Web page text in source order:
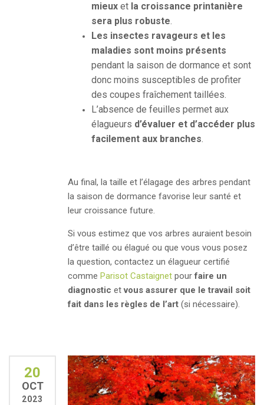
mieux et la croissance printanière
sera plus robuste.
Les insectes ravageurs et les
maladies sont moins présents
pendant la saison de dormance et sont
donc moins susceptibles de profiter
des coupes fraîchement taillées.
L’absence de feuilles permet aux
élagueurs d’évaluer et d’accéder plus
facilement aux branches.
Au final, la taille et l’élagage des arbres pendant
la saison de dormance favorise leur santé et
leur croissance future.
Si vous estimez que vos arbres auraient besoin
d’être taillé ou élagué ou que vous vous posez
la question, contactez un élagueur certifié
comme Parisot Castaignet pourfaire un
diagnostic etvous assurer que le travail soit
fait dans les règles de l’art (si nécessaire).
20
OCT
2023